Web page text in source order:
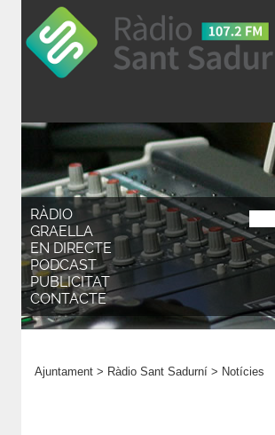
RÀDIO
GRAELLA
EN DIRECTE
PODCAST
PUBLICITAT
CONTACTE
Ajuntament > Ràdio Sant Sadurní > Notícies